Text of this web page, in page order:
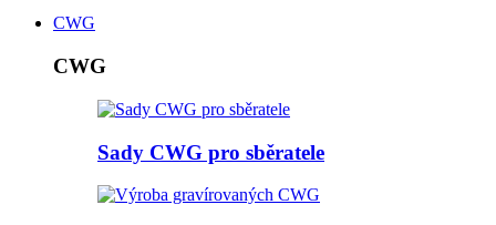
CWG
CWG
Sady CWG pro sběratele